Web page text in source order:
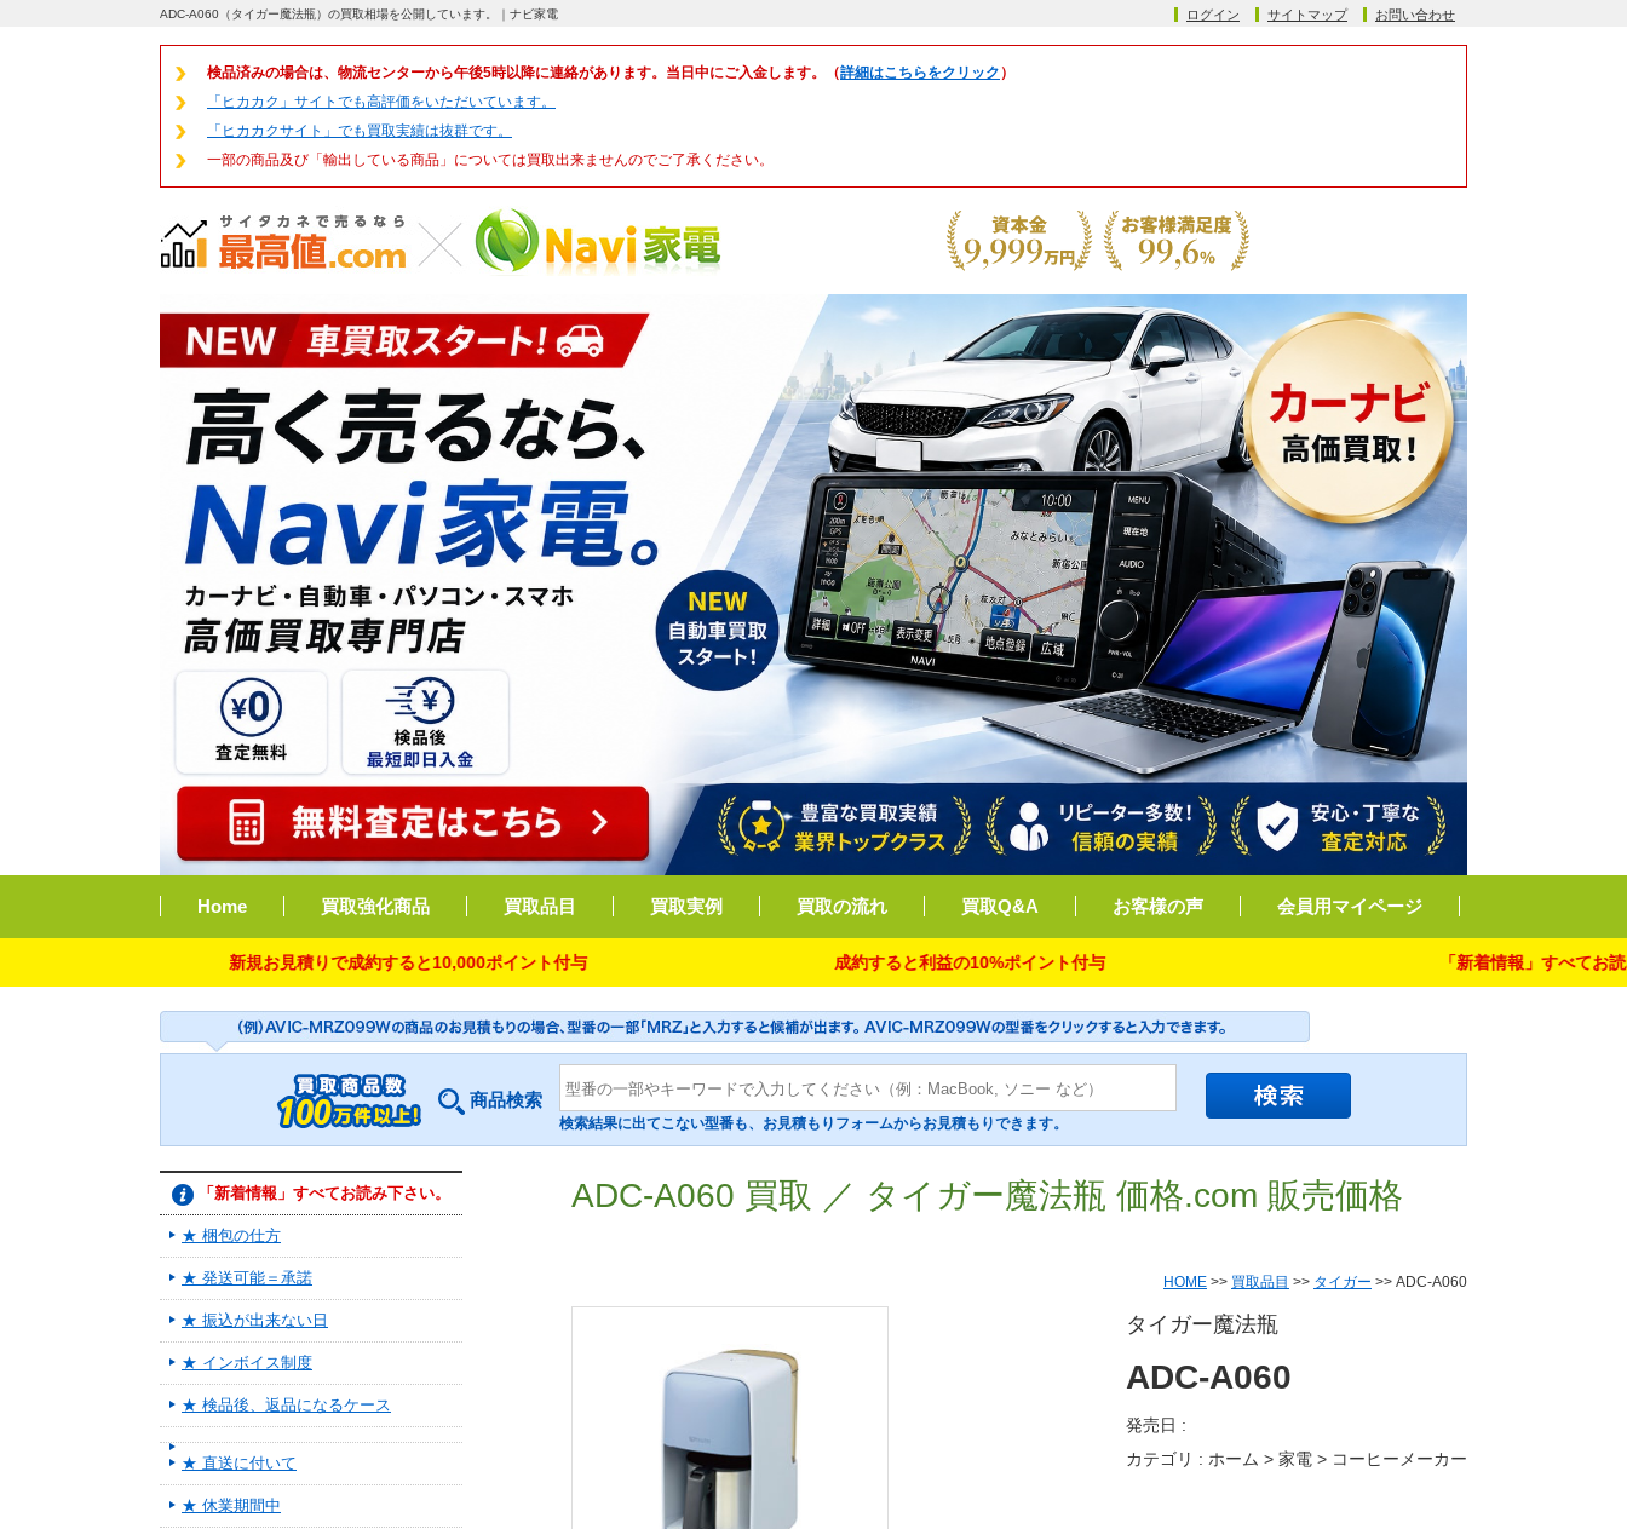
ADC-A060（タイガー魔法瓶）の買取相場を公開しています。｜ナビ家電 ログイン サイトマップ お問い合わせ
検品済みの場合は、物流センターから午後5時以降に連絡があります。当日中にご入金します。（詳細はこちらをクリック ）
「ヒカカク」サイトでも高評価をいただいています。
「ヒカカクサイト」でも買取実績は抜群です。
一部の商品及び「輸出している商品」については買取出来ませんのでご了承ください。
Home 買取強化商品 買取品目 買取実例 買取の流れ 買取Q&A お客様の声 会員用マイページ
新規お見積りで成約すると10,000ポイント付与 成約すると利益の10%ポイント付与 「新着情報」すべてお読み下さい
商品検索
検索結果に出てこない型番も、お見積もりフォームからお見積もりできます。
ADC-A060 買取 ／ タイガー魔法瓶 価格.com 販売価格
HOME >> 買取品目 >> タイガー >> ADC-A060
タイガー魔法瓶
ADC-A060
発売日 :
カテゴリ : ホーム > 家電 > コーヒーメーカー
「新着情報」すべてお読み下さい。
★ 梱包の仕方
★ 発送可能＝承諾
★ 振込が出来ない日
★ インボイス制度
★ 検品後、返品になるケース
★ 直送に付いて
★ 休業期間中